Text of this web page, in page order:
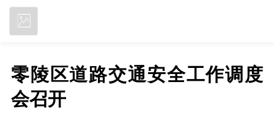
零陵区道路交通安全工作调度
会召开